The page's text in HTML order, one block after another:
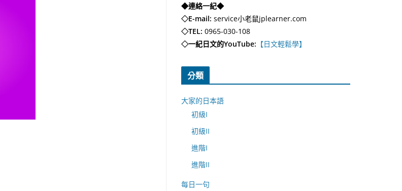
◆連絡一紀◆
◇E-mail: service小老鼠jplearner.com
◇TEL: 0965-030-108
◇一紀日文的YouTube: 【日文輕鬆學】
分類
大家的日本語
初級I
初級II
進階I
進階II
每日一句